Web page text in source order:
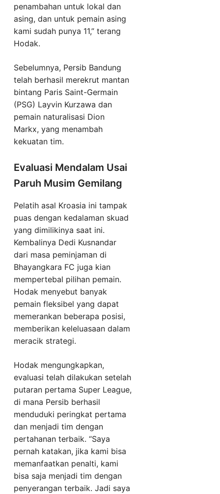
penambahan untuk lokal dan
asing, dan untuk pemain asing
kami sudah punya 11,” terang
Hodak.
Sebelumnya, Persib Bandung
telah berhasil merekrut mantan
bintang Paris Saint-Germain
(PSG) Layvin Kurzawa dan
pemain naturalisasi Dion
Markx, yang menambah
kekuatan tim.
Evaluasi Mendalam Usai
Paruh Musim Gemilang
Pelatih asal Kroasia ini tampak
puas dengan kedalaman skuad
yang dimilikinya saat ini.
Kembalinya Dedi Kusnandar
dari masa peminjaman di
Bhayangkara FC juga kian
mempertebal pilihan pemain.
Hodak menyebut banyak
pemain fleksibel yang dapat
memerankan beberapa posisi,
memberikan keleluasaan dalam
meracik strategi.
Hodak mengungkapkan,
evaluasi telah dilakukan setelah
putaran pertama Super League,
di mana Persib berhasil
menduduki peringkat pertama
dan menjadi tim dengan
pertahanan terbaik. “Saya
pernah katakan, jika kami bisa
memanfaatkan penalti, kami
bisa saja menjadi tim dengan
penyerangan terbaik. Jadi saya